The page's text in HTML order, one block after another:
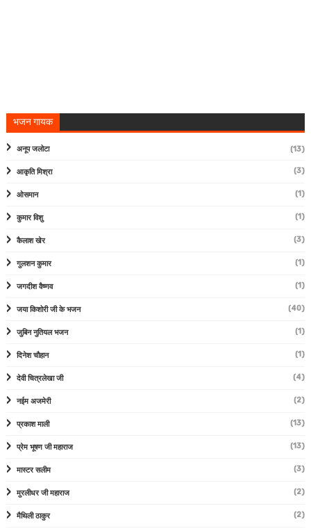
भजन गायक
अनूप जलोटा (13)
आकृति मिश्रा (3)
ओसमान (1)
कुमार विशु (1)
कैलाश खेर (3)
गुलशन कुमार (1)
जगदीश वैष्णव (1)
जया किशोरी जी के भजन (40)
जुबिन नुतियल भजन (1)
दिनेश चौहान (1)
देवी चित्रलेखा जी (4)
नईम अजमेरी (2)
प्रकाश माली (13)
प्रेम भूषण जी महाराज (13)
मास्टर सलीम (3)
मुरलीधर जी महाराज (2)
मैथिली ठाकुर (2)